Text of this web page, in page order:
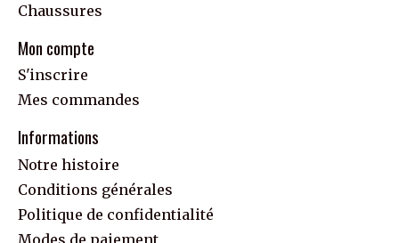
Chaussures
Mon compte
S'inscrire
Mes commandes
Informations
Notre histoire
Conditions générales
Politique de confidentialité